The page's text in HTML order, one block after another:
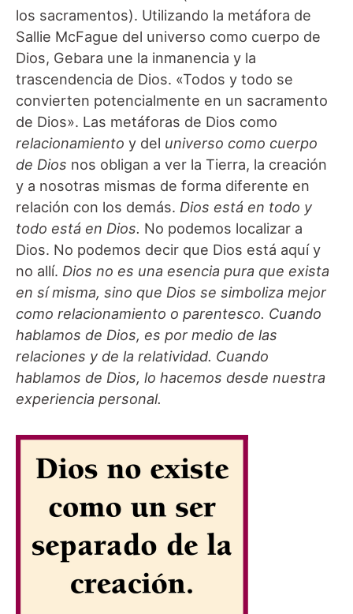
los sacramentos). Utilizando la metáfora de
Sallie McFague del universo como cuerpo de
Dios, Gebara une la inmanencia y la
trascendencia de Dios. «Todos y todo se
convierten potencialmente en un sacramento
de Dios». Las metáforas de Dios como
relacionamiento y del universo como cuerpo
de Dios nos obligan a ver la Tierra, la creación
y a nosotras mismas de forma diferente en
relación con los demás. Dios está en todo y
todo está en Dios. No podemos localizar a
Dios. No podemos decir que Dios está aquí y
no allí. Dios no es una esencia pura que exista
en sí misma, sino que Dios se simboliza mejor
como relacionamiento o parentesco. Cuando
hablamos de Dios, es por medio de las
relaciones y de la relatividad. Cuando
hablamos de Dios, lo hacemos desde nuestra
experiencia personal.